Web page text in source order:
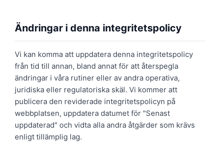
Ändringar i denna integritetspolicy
Vi kan komma att uppdatera denna integritetspolicy
från tid till annan, bland annat för att återspegla
ändringar i våra rutiner eller av andra operativa,
juridiska eller regulatoriska skäl. Vi kommer att
publicera den reviderade integritetspolicyn på
webbplatsen, uppdatera datumet för "Senast
uppdaterad" och vidta alla andra åtgärder som krävs
enligt tillämplig lag.